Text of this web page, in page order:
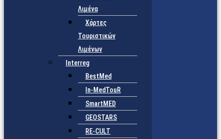
Λιμένα
Χάρτες
Τουριστικών
Λιμένων
Interreg
BestMed
In-MedTouR
SmartMED
GEOSTARS
RE-CULT